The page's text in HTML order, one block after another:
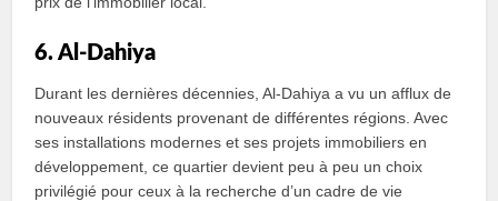
6. Al-Dahiya
Durant les dernières décennies, Al-Dahiya a vu un afflux de
nouveaux résidents provenant de différentes régions. Avec
ses installations modernes et ses projets immobiliers en
développement, ce quartier devient peu à peu un choix
privilégié pour ceux à la recherche d’un cadre de vie